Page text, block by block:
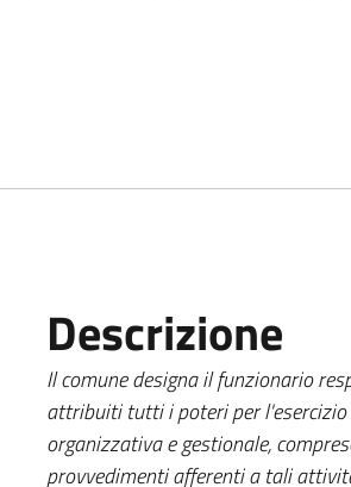
Descrizione
Il comune designa il funzionario
attribuiti tutti i poteri per
organizzativa e gestionale,
provvedimenti afferenti a tali